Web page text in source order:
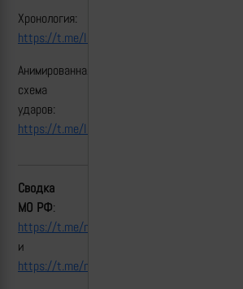
Хронология:
https://t.me/lost_armour/4707
Анимированная
схема
ударов:
https://t.me/lost_armour/4711
Сводка
МО РФ:
https://t.me/mod_russia/49937
и
https://t.me/mod_russia/49938